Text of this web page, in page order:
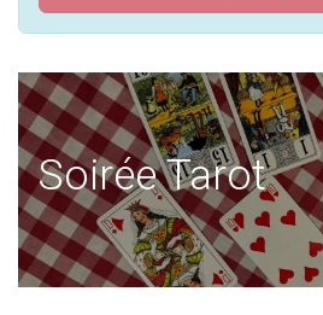
Soirée Tarot